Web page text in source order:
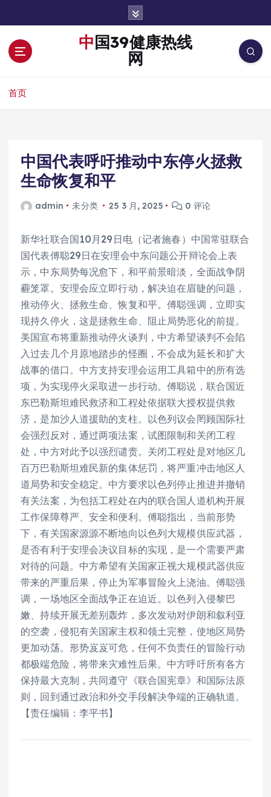
中国39健康热线
网
首页
中国代表呼吁推动中东停火拯救
生命恢复和平
admin 未分类 25 3 月, 2025 0 评论
新华社联合国10月29日电（记者施春）中国常驻联合
国代表傅聪29日在安理会中东问题公开辩论会上表
示，中东局势每况愈下，和平前景暗淡，全面战争阴
霾笼罩。安理会应立即行动，解决迫在眉睫的问题，
推动停火、拯救生命、恢复和平。傅聪强调，立即实
现持久停火，这是拯救生命、阻止局势恶化的前提。
美国宣布将重新推动停火谈判，中方希望谈判不会陷
入过去几个月原地踏步的怪圈，不会成为延长和扩大
战事的借口。中方支持安理会运用工具箱中的所有选
项，为实现停火采取进一步行动。傅聪说，联合国近
东巴勒斯坦难民救济和工程处依据联大授权提供救
济，是加沙人道援助的支柱。以色列议会罔顾国际社
会强烈反对，通过两项法案，试图限制和关闭工程
处，中方对此予以强烈谴责。关闭工程处是对地区几
百万巴勒斯坦难民新的集体惩罚，将严重冲击地区人
道局势和安全稳定。中方要求以色列停止推进并撤销
有关法案，为包括工程处在内的联合国人道机构开展
工作保障尊严、安全和便利。傅聪指出，当前形势
下，有关国家源源不断地向以色列大规模供应武器，
是否有利于安理会决议目标的实现，是一个需要严肃
对待的问题。中方希望有关国家正视大规模武器供应
带来的严重后果，停止为军事冒险火上浇油。傅聪强
调，一场地区全面战争正在迫近。以色列入侵黎巴
嫩、持续开展无差别轰炸，多次发动对伊朗和叙利亚
的空袭，侵犯有关国家主权和领土完整，使地区局势
更加动荡。形势岌岌可危，任何不负责任的冒险行动
都极端危险，将带来灾难性后果。中方呼吁所有各方
保持最大克制，共同遵守《联合国宪章》和国际法原
则，回到通过政治和外交手段解决争端的正确轨道。
【责任编辑：李平书】